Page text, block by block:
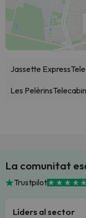
Jassette Express
Les Pelèrins
La comunitat
Trustpilot
Líders al sector